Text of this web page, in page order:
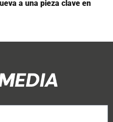
a una pieza clave en